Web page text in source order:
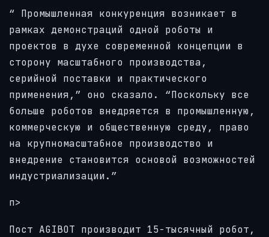
“ Промышленная конкуренция возникает в
рамках демонстраций одной роботы и
проектов в духе современной концепции в
сторону масштабного производства,
серийной поставки и практического
применения,” оно сказало. “Поскольку все
больше роботов внедряется в промышленную,
коммерческую и общественную среду, право
на крупномасштабное производство и
внедрение становится основой возможностей
индустриализации.”
п>
Пост AGIBOT производит 15-тысячный робот,